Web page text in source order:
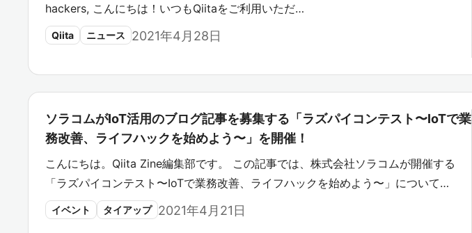
hackers, こんにちは！いつもQiitaをご利用いただ…
Qiita ニュース 2021年4月28日
ソラコムがIoT活用のブログ記事を募集する「ラズパイコンテスト〜IoTで業
務改善、ライフハックを始めよう〜」を開催！
こんにちは。Qiita Zine編集部です。 この記事では、株式会社ソラコムが開催する
「ラズパイコンテスト〜IoTで業務改善、ライフハックを始めよう〜」について…
イベント タイアップ 2021年4月21日